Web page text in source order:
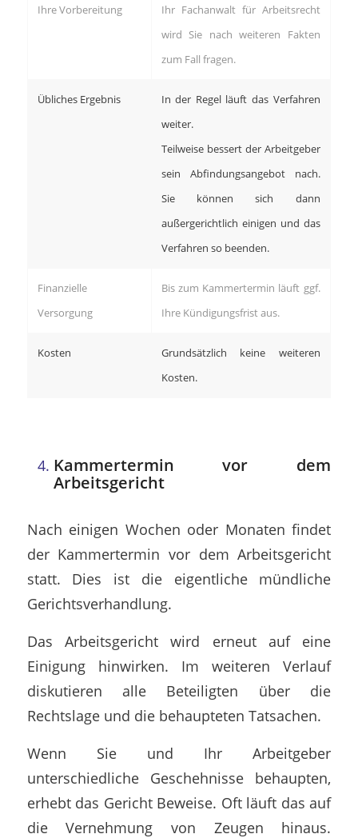
Ihre Vorbereitung
Ihr Fachanwalt für Arbeitsrecht
wird Sie nach weiteren Fakten
zum Fall fragen.
Übliches Ergebnis
In der Regel läuft das Verfahren
weiter.
Teilweise bessert der Arbeitgeber
sein Abfindungsangebot nach.
Sie können sich dann
außergerichtlich einigen und das
Verfahren so beenden.
Finanzielle
Versorgung
Bis zum Kammertermin läuft ggf.
Ihre Kündigungsfrist aus.
Kosten
Grundsätzlich keine weiteren
Kosten.
Kammertermin vor dem
Arbeitsgericht
Nach einigen Wochen oder Monaten findet
der Kammertermin vor dem Arbeitsgericht
statt. Dies ist die eigentliche mündliche
Gerichtsverhandlung.
Das Arbeitsgericht wird erneut auf eine
Einigung hinwirken. Im weiteren Verlauf
diskutieren alle Beteiligten über die
Rechtslage und die behaupteten Tatsachen.
Wenn Sie und Ihr Arbeitgeber
unterschiedliche Geschehnisse behaupten,
erhebt das Gericht Beweise. Oft läuft das auf
die Vernehmung von Zeugen hinaus.